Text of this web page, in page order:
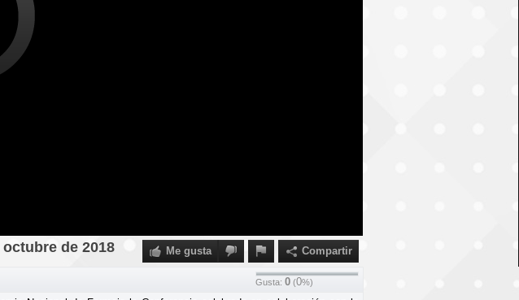
Me gusta Compartir
de 2018
Gusta: 0 (0%)